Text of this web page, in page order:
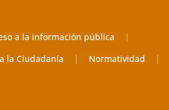
a la información pública
la Ciudadanía
Normatividad